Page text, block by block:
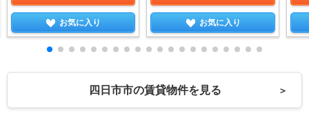
お気に入り お気に入り
四日市市の賃貸物件を見る ＞